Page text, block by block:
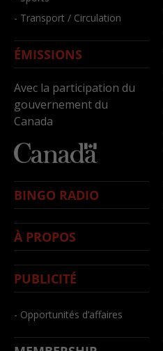
- Transport / Circulation
ÉMISSIONS
Avec la participation du
gouvernement du
Canada
BINGO RADIO
À PROPOS
PUBLICITÉ
- Opportunités d’affaires